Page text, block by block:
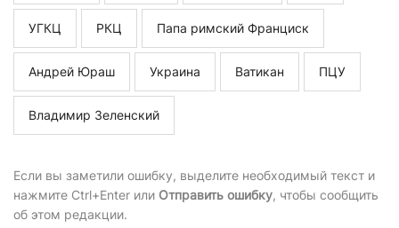
УГКЦ РКЦ Папа римский Франциск
Андрей Юраш Украина Ватикан ПЦУ
Владимир Зеленский
Если вы заметили ошибку, выделите необходимый текст и
нажмите Ctrl+Enter или Отправить ошибку, чтобы сообщить
об этом редакции.